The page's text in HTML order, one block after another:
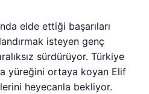
elde ettiği başarıları
isteyen genç
sürdürüyor. Türkiye
yüreğini ortaya koyan Elif
heyecanla bekliyor.